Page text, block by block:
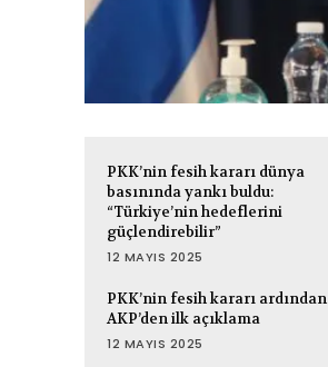
PKK’nin fesih kararı dünya
basınında yankı buldu:
“Türkiye’nin hedeflerini
güçlendirebilir”
12 MAYIS 2025
PKK’nin fesih kararı ardından
AKP’den ilk açıklama
12 MAYIS 2025